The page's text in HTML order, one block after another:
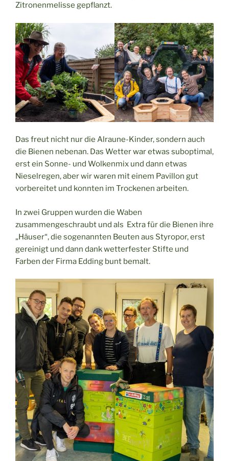
Zitronenmelisse gepflanzt.
Das freut nicht nur die Alraune-Kinder, sondern auch
die Bienen nebenan. Das Wetter war etwas suboptimal,
erst ein Sonne- und Wolkenmix und dann etwas
Nieselregen, aber wir waren mit einem Pavillon gut
vorbereitet und konnten im Trockenen arbeiten.
In zwei Gruppen wurden die Waben
zusammengeschraubt und als Extra für die Bienen ihre
„Häuser“, die sogenannten Beuten aus Styropor, erst
gereinigt und dann dank wetterfester Stifte und
Farben der Firma Edding bunt bemalt.